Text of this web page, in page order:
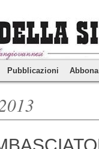
Pubblicazioni